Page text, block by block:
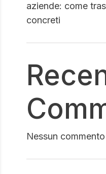
aziende: come
concreti
Nessun